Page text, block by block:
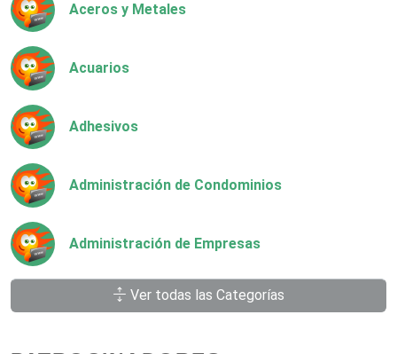
Aceros y Metales
Acuarios
Adhesivos
Administración de Condominios
Administración de Empresas
Agencias Aduanales
Ver todas las Categorías